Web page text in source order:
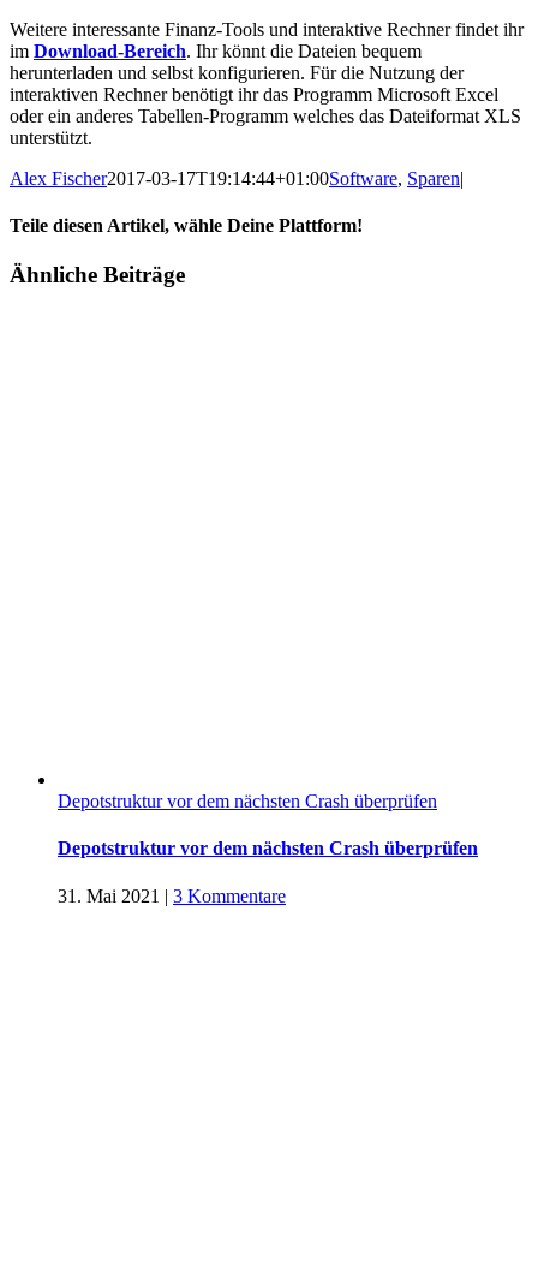
Weitere interessante Finanz-Tools und interaktive Rechner findet ihr
im Download-Bereich. Ihr könnt die Dateien bequem
herunterladen und selbst konfigurieren. Für die Nutzung der
interaktiven Rechner benötigt ihr das Programm Microsoft Excel
oder ein anderes Tabellen-Programm welches das Dateiformat XLS
unterstützt.
Alex Fischer2017-03-17T19:14:44+01:00Software, Sparen|
Teile diesen Artikel, wähle Deine Plattform!
Facebook
Twitter
Reddit
LinkedIn
Tumblr
Pinterest
Vk
E-
Ähnliche Beiträge
Depotstruktur vor dem nächsten Crash überprüfen
Depotstruktur vor dem nächsten Crash überprüfen
31. Mai 2021 | 3 Kommentare